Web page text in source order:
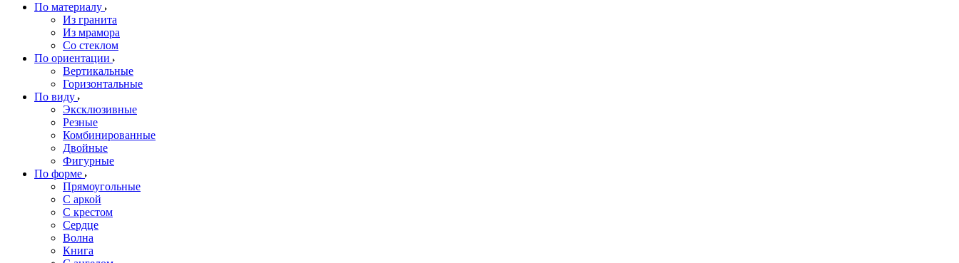
По материалу
Из гранита
Из мрамора
Со стеклом
По ориентации
Вертикальные
Горизонтальные
По виду
Эксклюзивные
Резные
Комбинированные
Двойные
Фигурные
По форме
Прямоугольные
С аркой
С крестом
Сердце
Волна
Книга